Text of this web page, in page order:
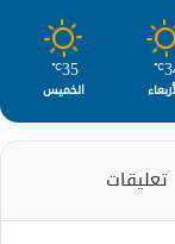
℃
35
℃
الخميس
تعليقات